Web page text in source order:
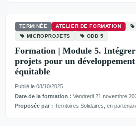
TERMINÉE ATELIER DE FORMATION
MICROPROJETS
ODD 5
Formation | Module 5. Intégrer
projets pour un
équitable
Publié le 08/10/2025
Date de la formation : Vendredi 21 novembre
Proposée par : Territoires Solidaires, en